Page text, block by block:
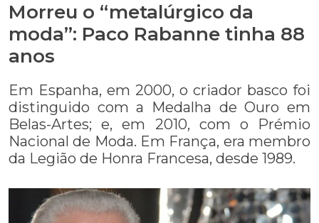
Morreu o “metalúrgico da
moda”: Paco Rabanne tinha 88
anos
Em Espanha, em 2000, o criador basco foi
distinguido com a Medalha de Ouro em
Belas-Artes; e, em 2010, com o Prémio
Nacional de Moda. Em França, era membro
da Legião de Honra Francesa, desde 1989.